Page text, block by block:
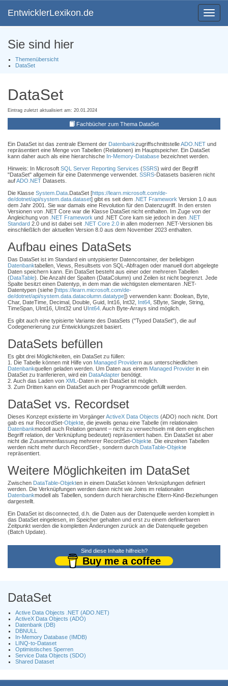
Toggle
EntwicklerLexikon.de
Sie sind hier
Themenübersicht
DataSet
DataSet
Eintrag zuletzt aktualisiert am: 20.01.2024
Fachbücher zum Thema DataSet
Ein DataSet ist das zentrale Element der DatenbankzugriffschnittstelleADO.NET und
repräsentiert eine Menge von Tabellen (Relationen) im Hauptspeicher. Ein DataSet
kann daher auch als eine hierarchische In-Memory-Database bezeichnet werden.
Hinweis: In Microsoft SQL Server Reporting Services (SSRS) wird der Begriff
"DataSet" allgemein für eine Datenmenge verwendet. SSRS-Datasets basieren nicht
aufADO.NET Datasets.
Die Klasse System.Data .DataSet [https://learn.microsoft.com/de-
de/dotnet/api/system.data.dataset] gibt es seit dem .NET Framework Version 1.0 aus
dem Jahr 2001. Sie war damals eine Revolution für den Datenzugriff. In den ersten
Versionen von .NET Core war die Klasse DataSet nicht enthalten. Im Zuge von der
Angleichung von .NET Framework und .NET Core kam sie jedoch in den .NET
Standard 2.0 und ist dabei seit .NET Core 2.0 in allen modernen .NET-Versionen bis
einschließlich der aktuellen Version 8.0 aus dem November 2023 enthalten.
Aufbau eines DataSets
Das DataSet ist im Standard ein untypisierter Datencontainer, der beliebigen
Datenbanktabellen, Views, Resultsets von SQL-Abfragen oder manuell dort abgelegte
Daten speichern kann. Ein DataSet besteht aus einer oder mehreren Tabellen
(DataTable). Die Anzahl der Spalten (DataColumn) und Zeilen ist nicht begrenzt. Jede
Spalte besitzt einen Datentyp, in dem man die wichtigsten elementaren .NET-
Datentypen (siehe [https://learn.microsoft.com/de-
de/dotnet/api/system.data.datacolumn.datatype]) verwenden kann: Boolean, Byte,
Char, DateTime, Decimal, Double, Guid, Int16, Int32, Int64 , SByte, Single, String,
TimeSpan, UInt16, UInt32 und UInt64 . Auch Byte-Arrays sind möglich.
Es gibt auch eine typisierte Variante des DataSets ("Typed DataSet"), die auf
Codegenerierung zur Entwicklungszeit basiert.
DataSets befüllen
Es gibt drei Möglichkeiten, ein DataSet zu füllen:
1. Die Tabelle können mit Hilfe von Managed Providern aus unterschiedlichen
Datenbankquellen geladen werden. Um Daten aus einem Managed Provider in ein
DataSet zu tranferieren, wird ein DataAdapter benötigt.
2. Auch das Laden von XML -Daten in ein DataSet ist möglich.
3. Zum Dritten kann ein DataSet auch per Programmcode gefüllt werden.
DataSet vs. Recordset
Dieses Konzept existierte im VorgängerActiveX Data Objects (ADO) noch nicht. Dort
gab es nur RecordSet-Objekte, die jeweils genau eine Tabelle (im relationalen
Datenbankmodell auch Relation genannt – nicht zu verwechseln mit dem englischen
Begriff relation, der Verknüpfung bedeutet) repräsentiert haben. Ein DataSet ist aber
nicht die Zusammenfassung mehrerer RecordSet-Objekte. Die einzelnen Tabellen
werden nicht mehr durch RecordSet-, sondern durch DataTable-Objekte
repräsentiert.
Weitere Möglichkeiten im DataSet
Zwischen DataTable-Objekten in einem DataSet können Verknüpfungen definiert
werden. Die Verknüpfungen werden dann nicht wie Joins im relationalen
Datenbankmodell als Tabellen, sondern durch hierarchische Eltern-Kind-Beziehungen
dargestellt.
Ein DataSet ist disconnected, d.h. die Daten aus der Datenquelle werden komplett in
das DataSet eingelesen, im Speicher gehalten und erst zu einem definierbaren
Zeitpunkt werden die kompletten Änderungen zurück an die Datenquelle gegeben
(Batch Update).
Sind diese Inhalte hilfreich?
Buy me a coffee
DataSet
Active Data Objects .NET (ADO.NET)
ActiveX Data Objects (ADO)
Datenbank (DB)
DBNULL
In-Memory Database (IMDB)
LINQ-to-Dataset
Optimistisches Sperren
Service Data Objects (SDO)
Shared Dataset